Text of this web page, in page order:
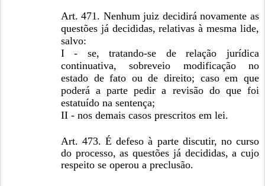
Art. 471. Nenhum juiz decidirá novamente as
questões já decididas, relativas à mesma lide,
salvo:
I - se, tratando-se de relação jurídica
continuativa, sobreveio modificação no
estado de fato ou de direito; caso em que
poderá a parte pedir a revisão do que foi
estatuído na sentença;
II - nos demais casos prescritos em lei.
Art. 473. É defeso à parte discutir, no curso
do processo, as questões já decididas, a cujo
respeito se operou a preclusão.